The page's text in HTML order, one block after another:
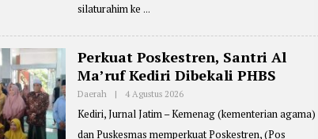
E
:
J
B
G
silaturahim ke
Perkuat Poskestren, Santri Al
Ma’ruf Kediri Dibekali PHBS
Daerah | 4 Agustus 2026O
E
Kediri, Jurnal Jatim – Kemenag (kementerian agama)
dan Puskesmas memperkuat Poskestren, (Pos